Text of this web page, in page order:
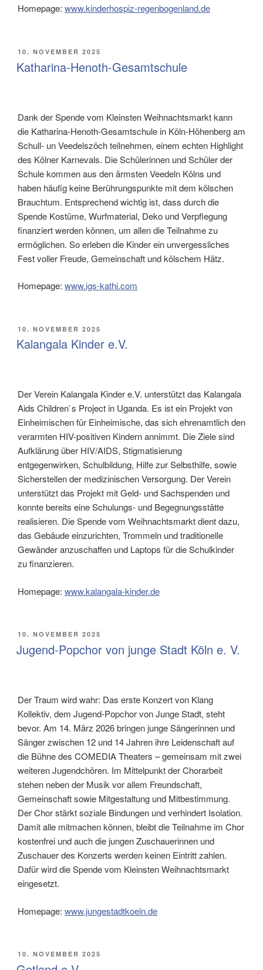
Homepage: www.kinderhospiz-regenbogenland.de
VERÖFFENTLICHT
AM
10. NOVEMBER 2025
Katharina-Henoth-Gesamtschule
Dank der Spende vom Kleinsten Weihnachtsmarkt kann
die Katharina-Henoth-Gesamtschule in Köln-Höhenberg am
Schull- un Veedelszöch teilnehmen, einem echten Highlight
des Kölner Karnevals. Die Schülerinnen und Schüler der
Schule kommen aus den ärmsten Veedeln Kölns und
haben häufig keine Berührungspunkte mit dem kölschen
Brauchtum. Entsprechend wichtig ist, dass durch die
Spende Kostüme, Wurfmaterial, Deko und Verpflegung
finanziert werden können, um allen die Teilnahme zu
ermöglichen. So erleben die Kinder ein unvergessliches
Fest voller Freude, Gemeinschaft und kölschem Hätz.
Homepage: www.igs-kathi.com
VERÖFFENTLICHT
AM
10. NOVEMBER 2025
Kalangala Kinder e.V.
Der Verein Kalangala Kinder e.V. unterstützt das Kalangala
Aids Children`s Project in Uganda. Es ist ein Projekt von
Einheimischen für Einheimische, das sich ehrenamtlich den
verarmten HIV-positiven Kindern annimmt. Die Ziele sind
Aufklärung über HIV/AIDS, Stigmatisierung
entgegenwirken, Schulbildung, Hilfe zur Selbsthilfe, sowie
Sicherstellen der medizinischen Versorgung. Der Verein
unterstützt das Projekt mit Geld- und Sachspenden und
konnte bereits eine Schulungs- und Begegnungsstätte
realisieren. Die Spende vom Weihnachtsmarkt dient dazu,
das Gebäude einzurichten, Trommeln und traditionelle
Gewänder anzuschaffen und Laptops für die Schulkinder
zu finanzieren.
Homepage: www.kalangala-kinder.de
VERÖFFENTLICHT
AM
10. NOVEMBER 2025
Jugend-Popchor von junge Stadt Köln e. V.
Der Traum wird wahr: Das erste Konzert von Klang
Kollektiv, dem Jugend-Popchor von Junge Stadt, steht
bevor. Am 14. März 2026 bringen junge Sängerinnen und
Sänger zwischen 12 und 14 Jahren ihre Leidenschaft auf
die Bühne des COMEDIA Theaters – gemeinsam mit zwei
weiteren Jugendchören. Im Mittelpunkt der Chorarbeit
stehen neben der Musik vor allem Freundschaft,
Gemeinschaft sowie Mitgestaltung und Mitbestimmung.
Der Chor stärkt soziale Bindungen und verhindert Isolation.
Damit alle mitmachen können, bleibt die Teilnahme im Chor
kostenfrei und auch die jungen Zuschauerinnen und
Zuschauer des Konzerts werden keinen Eintritt zahlen.
Dafür wird die Spende vom Kleinsten Weihnachtsmarkt
eingesetzt.
Homepage: www.jungestadtkoeln.de
VERÖFFENTLICHT
AM
10. NOVEMBER 2025